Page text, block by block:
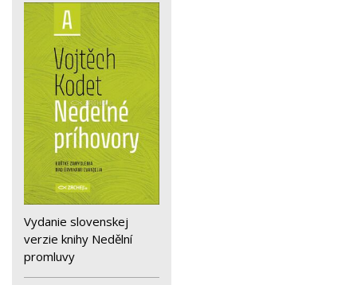
Vydanie slovenskej
verzie knihy Nedělní
promluvy